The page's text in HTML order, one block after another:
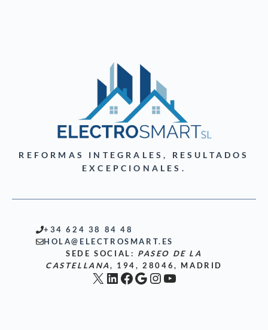
REFORMAS INTEGRALES, RESULTADOS
EXCEPCIONALES.
+34 624 38 84 48
HOLA@ELECTROSMART.ES
SEDE SOCIAL: PASEO DE LA
CASTELLANA, 194, 28046, MADRID
X LinkedIn
Facebook
Google
Instagram
YouTube